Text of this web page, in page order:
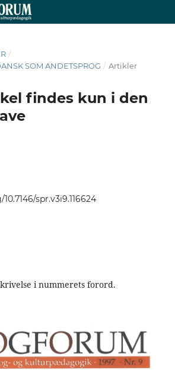
/
SOM ANDETSPROG / Artikler
findes kun i den
spr.v3i9.116624
i nummerets forord.